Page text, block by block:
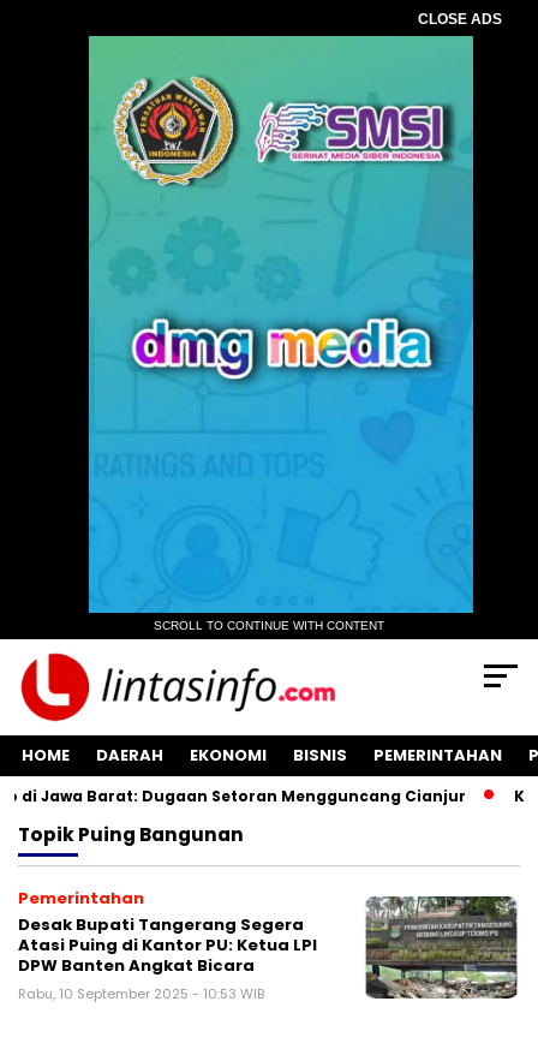
CLOSE ADS
SCROLL TO CONTINUE WITH CONTENT
HOME DAERAH EKONOMI BISNIS PEMERINTAHAN
Jawa Barat: Dugaan Setoran Mengguncang Cianjur
TopikPuing Bangunan
Pemerintahan
Desak Bupati Tangerang Segera
Atasi Puing di Kantor PU: Ketua LPI
DPW Banten Angkat Bicara
Rabu, 10 September 2025 - 10:53 WIB